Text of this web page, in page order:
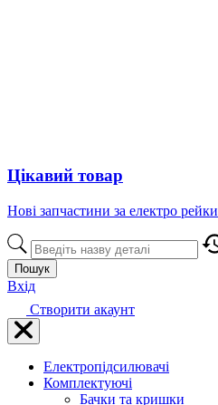
Цікавий товар
Нові запчастини за електро рейки
Пошук
Вхід
Створити акаунт
Електропідсилювачі
Комплектуючі
Бачки та кришки